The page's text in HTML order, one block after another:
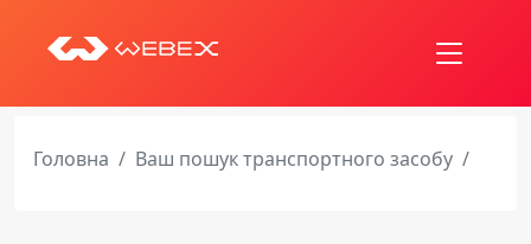
Головна Ваш пошук транспортного засобу